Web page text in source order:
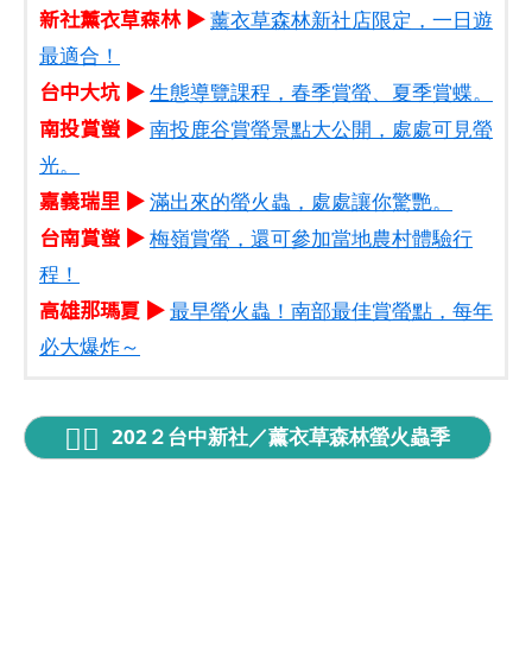
新社薰衣草森林 ▶薰衣草森林新社店限定，一日遊
最適合！
台中大坑 ▶生態導覽課程，春季賞螢、夏季賞蝶。
南投賞螢 ▶南投鹿谷賞螢景點大公開，處處可見螢
光。
嘉義瑞里 ▶滿出來的螢火蟲，處處讓你驚艷。
台南賞螢 ▶梅嶺賞螢，還可參加當地農村體驗行
程！
高雄那瑪夏 ▶最早螢火蟲！南部最佳賞螢點，每年
必大爆炸～
202２台中新社／薰衣草森林螢火蟲季